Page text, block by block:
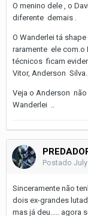
O menino dele , o
diferente demais .
O Wanderlei tá
raramente ele com.o
técnicos ficam
Vitor, Anderson Silva.
Veja o Anderson
Wanderlei ..
Postado
Sinceramente não
dois ex-grandes
mas já deu..... agora